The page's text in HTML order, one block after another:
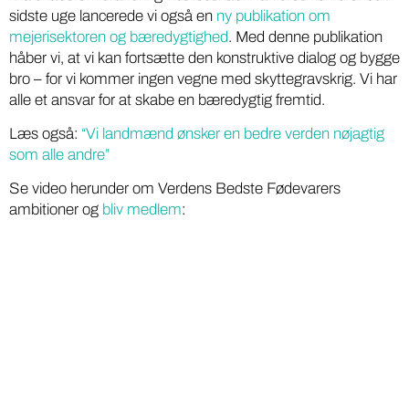
sidste uge lancerede vi også en ny publikation om
mejerisektoren og bæredygtighed. Med denne publikation
håber vi, at vi kan fortsætte den konstruktive dialog og bygge
bro – for vi kommer ingen vegne med skyttegravskrig. Vi har
alle et ansvar for at skabe en bæredygtig fremtid.
Læs også: “Vi landmænd ønsker en bedre verden nøjagtig
som alle andre”
Se video herunder om Verdens Bedste Fødevarers
ambitioner og bliv medlem: